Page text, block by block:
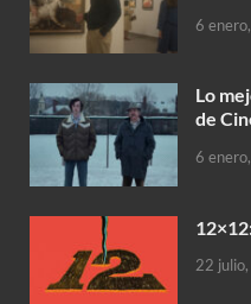
6
Lo
de
6
22